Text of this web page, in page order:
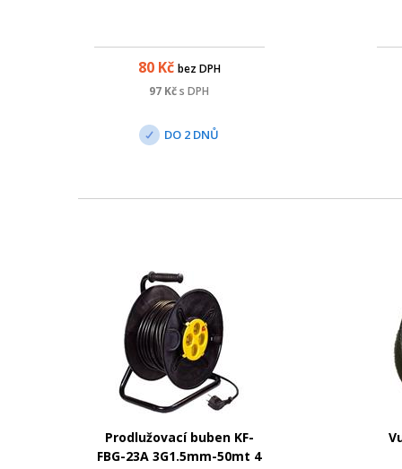
80Kč bez DPH
97 Kčs DPH
DO 2 DNŮ
Prodlužovací buben KF-
FBG-23A 3G1.5mm-50mt 4